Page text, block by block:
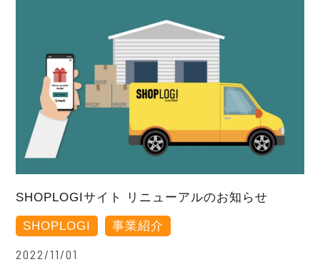
SHOPLOGIサイト リニューアルのお知らせ
SHOPLOGI 事業紹介
2022/11/01